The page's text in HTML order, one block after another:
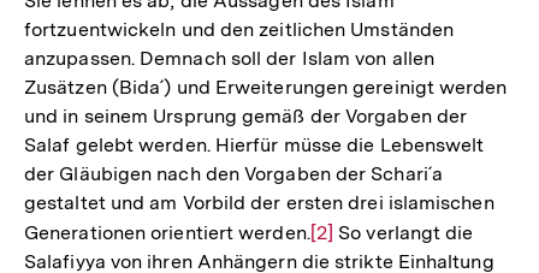
fortzuentwickeln und den zeitlichen Umständen
anzupassen. Demnach soll der Islam von allen
Zusätzen (Bida´) und Erweiterungen gereinigt werden
und in seinem Ursprung gemäß der Vorgaben der
Salaf gelebt werden. Hierfür müsse die Lebenswelt
der Gläubigen nach den Vorgaben der Schari´a
gestaltet und am Vorbild der ersten drei islamischen
Generationen orientiert werden.Zur
Auflösung
[2] So verlangt die
Salafiyya von ihren Anhängern die strikte Einhaltung